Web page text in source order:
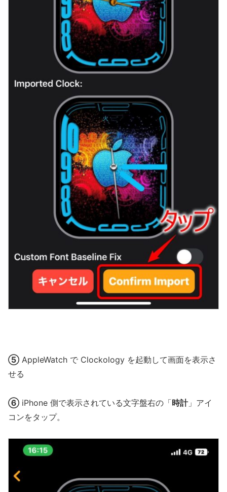
⑤ AppleWatch で Clockology を起動して画面を表示さ
せる
⑥ iPhone 側で表示されている文字盤右の「時計」アイ
コンをタップ。